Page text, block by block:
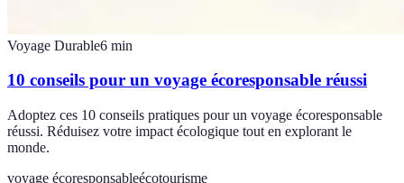
Voyage Durable6 min
10 conseils pour un voyage écoresponsable réussi
Adoptez ces 10 conseils pratiques pour un voyage écoresponsable
réussi. Réduisez votre impact écologique tout en explorant le
monde.
voyage écoresponsableécotourisme